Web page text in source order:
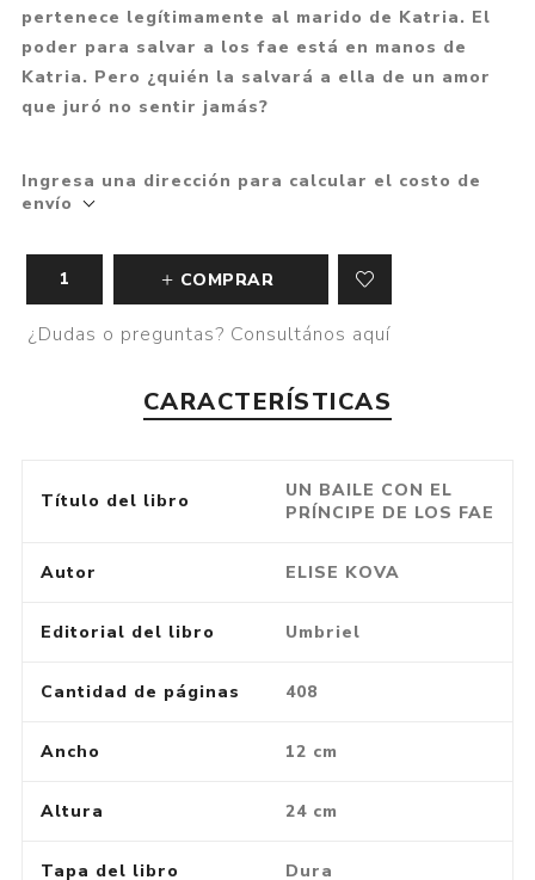
pertenece legítimamente al marido de Katria. El
poder para salvar a los fae está en manos de
Katria. Pero ¿quién la salvará a ella de un amor
que juró no sentir jamás?
Ingresa una dirección para calcular el costo de
envío
COMPRAR
¿Dudas o preguntas? Consultános aquí
CARACTERÍSTICAS
Título del libro
UN BAILE CON EL
PRÍNCIPE DE LOS FAE
Autor ELISE KOVA
Editorial del libro Umbriel
Cantidad de páginas 408
Ancho 12 cm
Altura 24 cm
Tapa del libro Dura